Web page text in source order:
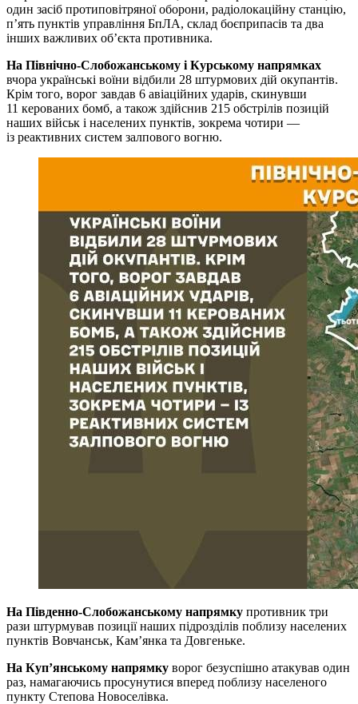
один засіб протиповітряної оборони, радіолокаційну станцію,
п’ять пунктів управління БпЛА, склад боєприпасів та два
інших важливих об’єкта противника.
На Північно-Слобожанському і Курському напрямках
вчора українські воїни відбили 28 штурмових дій окупантів.
Крім того, ворог завдав 6 авіаційних ударів, скинувши
11 керованих бомб, а також здійснив 215 обстрілів позицій
наших військ і населених пунктів, зокрема чотири —
із реактивних систем залпового вогню.
На Південно-Слобожанському напрямку противник три
рази штурмував позиції наших підрозділів поблизу населених
пунктів Вовчанськ, Кам’янка та Довгеньке.
На Куп’янському напрямку ворог безуспішно атакував один
раз, намагаючись просунутися вперед поблизу населеного
пункту Степова Новоселівка.